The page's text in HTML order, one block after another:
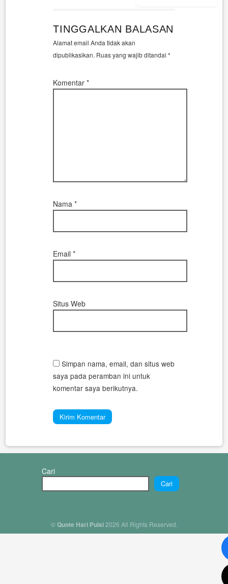
TINGGALKAN BALASAN
Alamat email Anda tidak akan
dipublikasikan. Ruas yang wajib ditandai*
Komentar*
Nama*
Email*
Situs Web
Simpan nama, email, dan situs web
saya pada peramban ini untuk
komentar saya berikutnya.
Cari
Cari
©Quote Hari Puisi2026 All Rights Reserved.